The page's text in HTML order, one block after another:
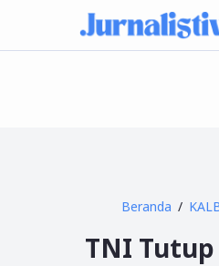
Beranda
TNI